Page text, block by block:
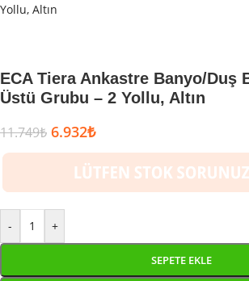
Yollu, Altın
ECA Tiera Ankastre Banyo/Duş
Üstü Grubu – 2 Yollu, Altın
11.749₺ 6.932₺
- +
SEPETE EKLE